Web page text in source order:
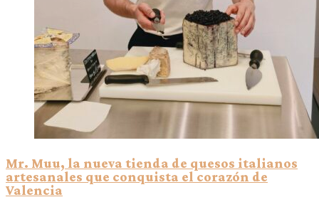
Mr. Muu, la nueva tienda de quesos italianos
artesanales que conquista el corazón de
Valencia